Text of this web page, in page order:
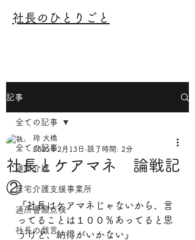
​社長のひとりごと
記事
全ての記事
通所介護
居宅介護支援事業所
通所書類点検
社長の戯言
全ての記事
社長とケアマネ 論戦記
②
玲 大橋
2025年2月13日 読了時間: 2分
『社長はケアマネじゃないから、言
ってることは１００％あってると思
うけど、納得がいかない』